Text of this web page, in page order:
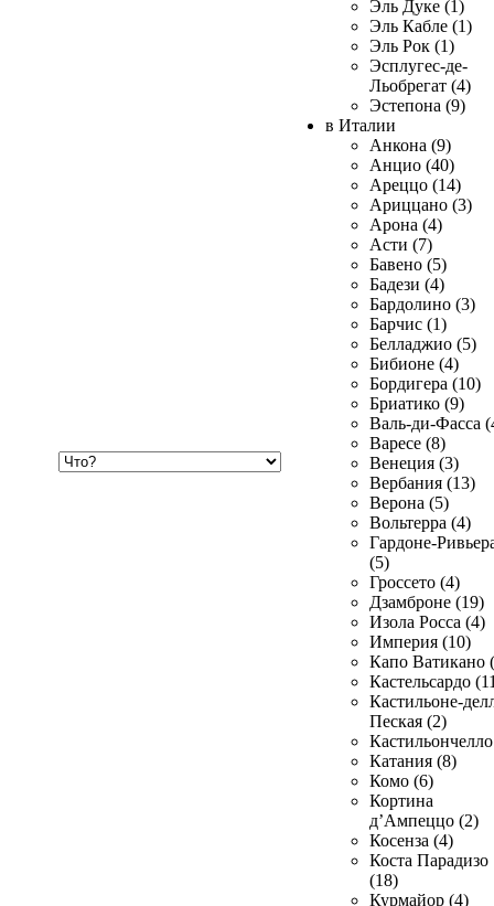
Эль Дуке (1)
Эль Кабле (1)
Эль Рок (1)
Эсплугес-де-
Льобрегат (4)
Эстепона (9)
в Италии
Анкона (9)
Анцио (40)
Ареццо (14)
Ариццано (3)
Арона (4)
Асти (7)
Бавено (5)
Бадези (4)
Бардолино (3)
Барчис (1)
Белладжио (5)
Бибионе (4)
Бордигера (10)
Бриатико (9)
Валь-ди-Фасса
Варесе (8)
Венеция (3)
Вербания (13)
Верона (5)
Вольтерра (4)
Гардоне-
(5)
Гроссето (4)
Дзамброне (19)
Изола Росса (4)
Империя (10)
Капо Ватикано
Кастельсардо
Кастильоне-
Пеская (2)
Катания (8)
Комо (6)
Кортина
д’Ампеццо (2)
Косенза (4)
Коста Парадизо
(18)
Курмайор (4)